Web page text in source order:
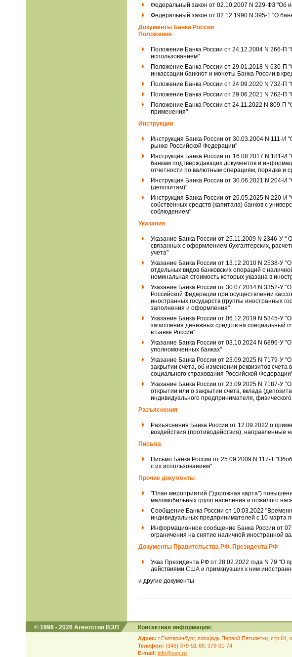
Федеральный закон от 02.10.2007 N 229-ФЗ "Об
Федеральный закон от 02.12.1990 N 395-1 "О
Документы Банка России
Положения
Положение Банка России от 24.12.2004 N 266-П
использованием"
Положение Банка России от 29.01.2018 N 630-П
инкассации банкнот и монеты Банка России в
Положение Банка России от 24.09.2020 N 732-П
Положение Банка России от 29.06.2021 N 762-П
Положение Банка России от 24.11.2022 N 809-П
применения"
Инструкции
Инструкция Банка России от 30.03.2004 N 111-
рынке Российской Федерации"
Инструкция Банка России от 16.08 2017 N 181-
банкам подтверждающих документов и
отчетности по валютным операциям, порядке и
Инструкция Банка России от 30.06.2021 N 204-И
(депозитам)"
Инструкция Банка России от 26.05.2025 N 220-И
собственных средств (капитала) банков с
соблюдением"
Указания
Указание Банка России от 25.11.2009 N 2346-У "
связанных с оформлением бухгалтерских,
учета"
Указание Банка России от 13.12.2010 N 2538-У
отдельных видов банковских операций с
номинальная стоимость которых указана в
Указание Банка России от 30.07.2014 N 3352-У
Российской Федерации при осуществлении
иностранных государств (группы иностранных
заполнения и оформления"
Указание Банка России от 06.12.2019 N 5345-У
зачисления денежных средств на специальный
в Банке России"
Указание Банка России от 03.10.2024 N 6896-У
уполномоченных банках"
Указание Банка России от 23.09.2025 N 7179-У
закрытии счета, об изменении реквизитов
социального страхования Российской
Указание Банка России от 23.09.2025 N 7187-У
открытии или о закрытии счета, вклада
индивидуального предпринимателя,
Разъяснения
Разъяснения Банка России от 12.09.2022 о
воздействия (противодействия), направленные
Письма
Письмо Банка России от 25.09.2009 N 117-Т
с их использованием"
Прочие документы
"План мероприятий ("дорожная карта")
маломобильных групп населения и пожилого
Сообщение Банка России от 10.03.2022
индивидуальных предпринимателей c 10 марта
Информационное сообщение Банка России от
ограничения на снятие наличной иностранной
Документы Правительства РФ, Президента РФ
Указ Президента РФ от 28.02.2022 года N 79 "О
действиями США и примкнувших к ним
и другие документы
© 1998 - 2026 Агентство ВЭП Контактная информация:
Адрес: г.Екатеринбург, площадь Первой Пятилетки, стр.64,
Телефон: (343) 379-01-69; 379-01-74
E-mail: info@vep.ru